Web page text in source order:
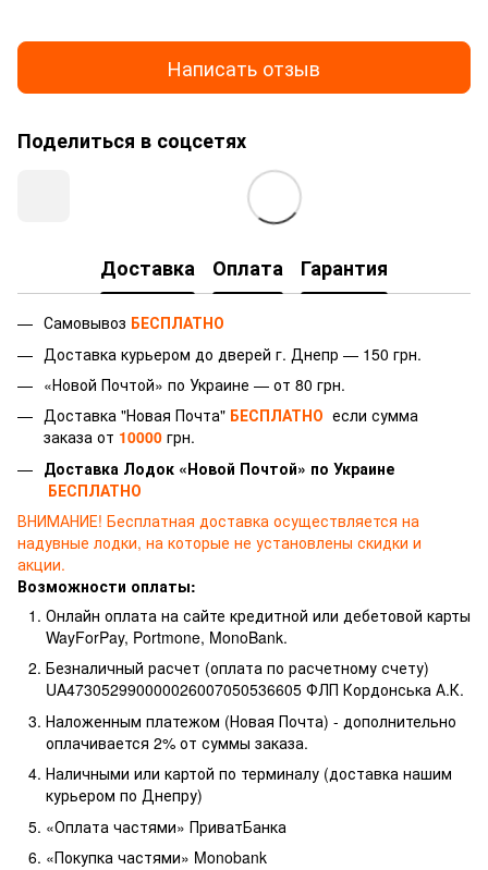
Написать отзыв
Поделиться в соцсетях
Доставка Оплата Гарантия
Самовывоз БЕСПЛАТНО
Доставка курьером до дверей г. Днепр — 150 грн.
«Новой Почтой» по Украине — от 80 грн.
Доставка "Новая Почта" БЕСПЛАТНО если сумма
заказа от 10000 грн.
Доставка Лодок «Новой Почтой» по Украине
БЕСПЛАТНО
ВНИМАНИЕ! Бесплатная доставка осуществляется на
надувные лодки, на которые не установлены скидки и
акции.
Возможности оплаты:
Онлайн оплата на сайте кредитной или дебетовой карты
WayForPay, Portmone, MonoBank.
Безналичный расчет (оплата по расчетному счету)
UA473052990000026007050536605 ФЛП Кордонська А.К.
Наложенным платежом (Новая Почта) - дополнительно
оплачивается 2% от суммы заказа.
Наличными или картой по терминалу (доставка нашим
курьером по Днепру)
«Оплата частями» ПриватБанка
«Покупка частями» Monobank